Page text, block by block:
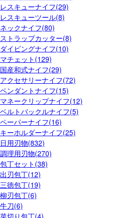
レスキューナイフ(29)
レスキューツール(8)
ネックナイフ(80)
ストラップカッター(8)
ダイビングナイフ(10)
マチェット(129)
国産和式ナイフ(29)
アクセサリーナイフ(72)
ペンダントナイフ(15)
マネークリップナイフ(12)
ベルトバックルナイフ(5)
ペーパーナイフ(16)
キーホルダーナイフ(25)
日用刃物(832)
調理用刃物(270)
包丁セット(38)
出刃包丁(12)
三徳包丁(19)
柳刃包丁(6)
牛刀(6)